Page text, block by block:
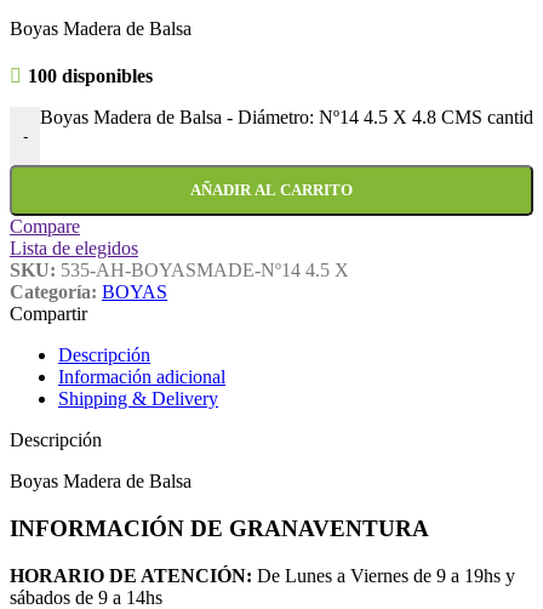
Boyas Madera de Balsa
100 disponibles
-
Boyas Madera de Balsa - Diámetro: Nº14 4.5 X 4.8 CMS
AÑADIR AL CARRITO
Compare
Lista de elegidos
SKU: 535-AH-BOYASMADE-Nº14 4.5 X
Categoría: BOYAS
Compartir
Descripción
Información adicional
Shipping & Delivery
Descripción
Boyas Madera de Balsa
INFORMACIÓN DE GRANAVENTURA
HORARIO DE ATENCIÓN: De Lunes a Viernes de 9 a 19hs y
sábados de 9 a 14hs